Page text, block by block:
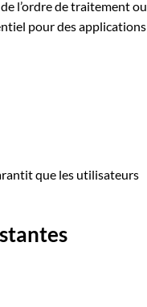
l’ordre de traitement
pour des applications
que les utilisateurs